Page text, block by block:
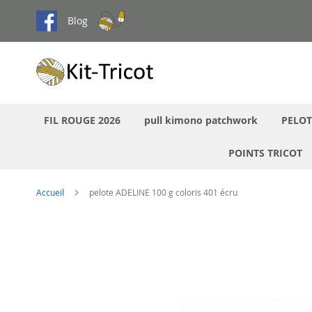
Aller
au
contenu
Blog
FIL ROUGE 2026 pull kimono patchwork
POINTS TRICOT
Accueil pelote ADELINE 100 g coloris 401 écru